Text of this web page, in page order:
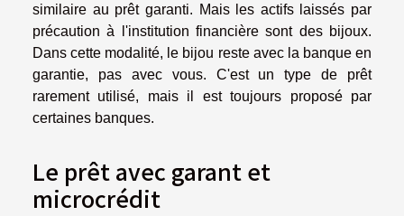
similaire au prêt garanti. Mais les actifs laissés par
précaution à l'institution financière sont des bijoux.
Dans cette modalité, le bijou reste avec la banque en
garantie, pas avec vous. C'est un type de prêt
rarement utilisé, mais il est toujours proposé par
certaines banques.
Le prêt avec garant et
microcrédit